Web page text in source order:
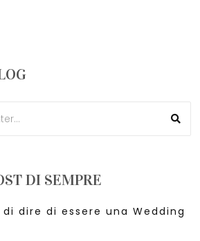
DI SEMPRE
dire di essere una Wedding